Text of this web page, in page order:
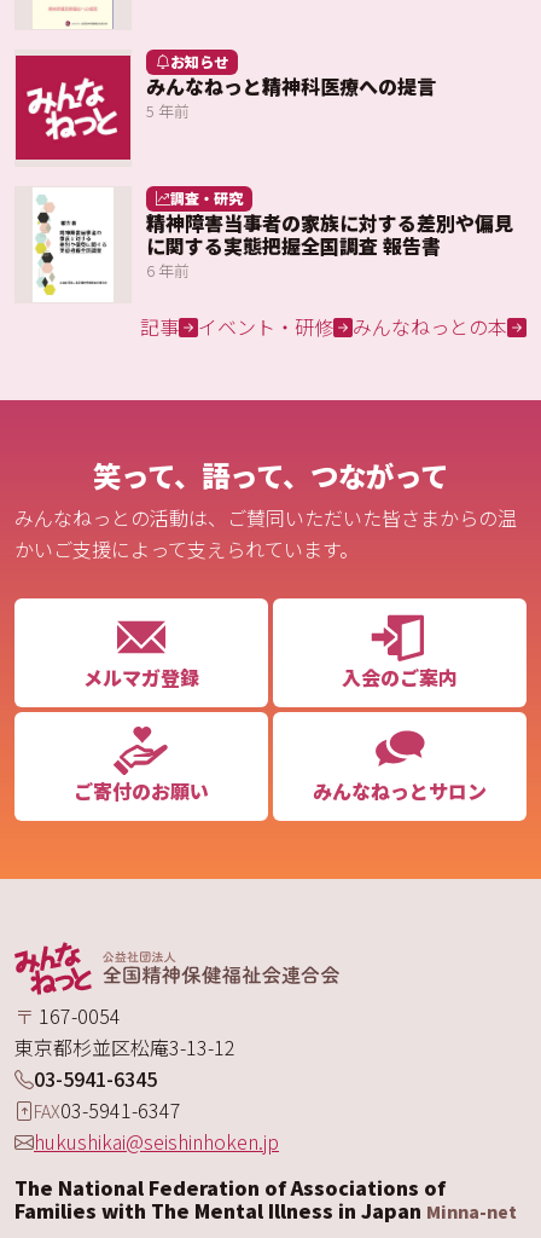
お知らせ
みんなねっと精神科医療への提言
5 年前
調査・研究
精神障害当事者の家族に対する差別や偏見
に関する実態把握全国調査 報告書
6 年前
記事 イベント・研修 みんなねっとの本
笑って、語って、つながって
みんなねっとの活動は、ご賛同いただいた皆さまからの温
かいご支援によって支えられています。
メルマガ登録 入会のご案内
ご寄付のお願い みんなねっとサロン
〒 167-0054
東京都杉並区松庵3-13-12
03-5941-6345
FAX03-5941-6347
hukushikai@seishinhoken.jp
The National Federation of Associations of
Families with The Mental Illness in Japan Minna-net